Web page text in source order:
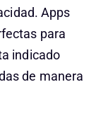
Apps
para
indicado
de manera